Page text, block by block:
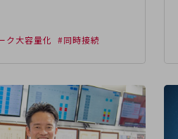
ク大容量化 #同時接続